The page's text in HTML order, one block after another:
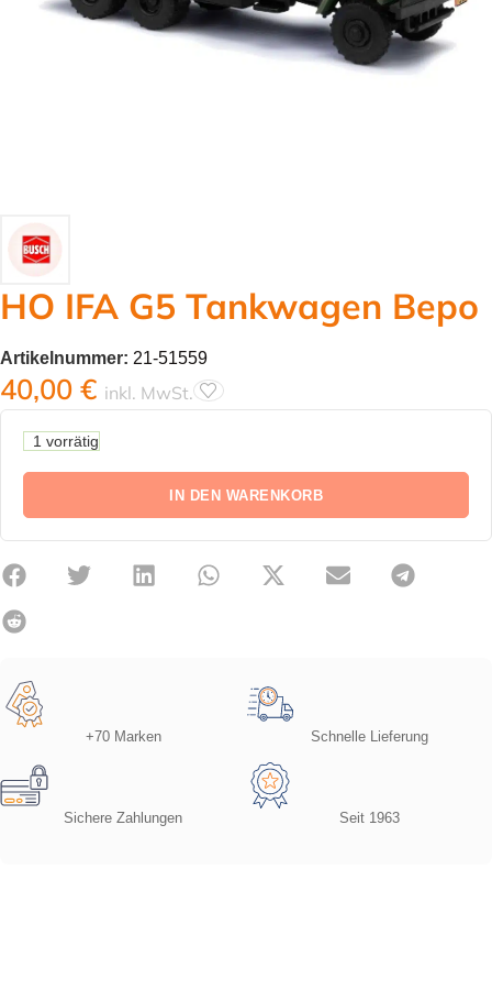
HO IFA G5 Tankwagen Bepo
Artikelnummer: 21-51559
40,00 € inkl. MwSt.
1 vorrätig
IN DEN WARENKORB
+70 Marken Schnelle Lieferung
Sichere Zahlungen Seit 1963